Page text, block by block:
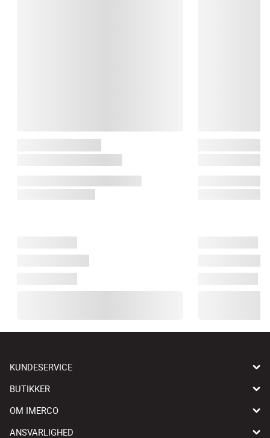
KUNDESERVICE
BUTIKKER
OM IMERCO
ANSVARLIGHED